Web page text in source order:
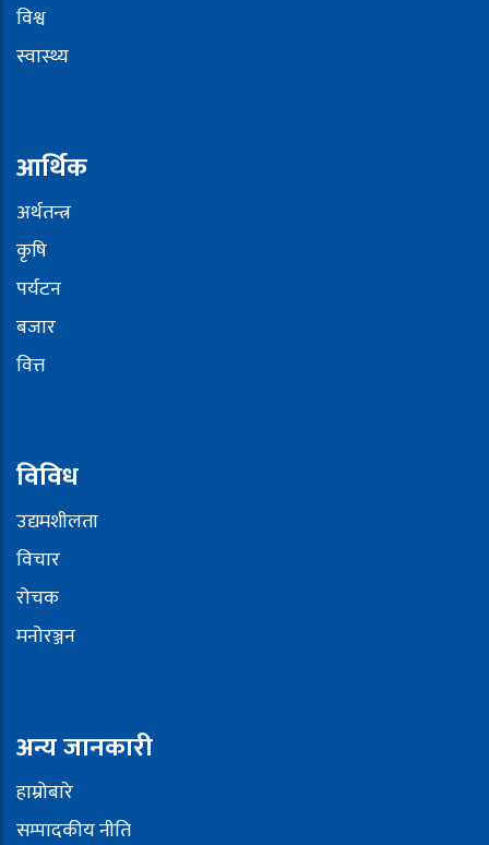
विश्व
स्वास्थ्य
आर्थिक
अर्थतन्त्र
कृषि
पर्यटन
बजार
वित्त
विविध
उद्यमशीलता
विचार
रोचक
मनोरञ्जन
अन्य जानकारी
हाम्रोबारे
सम्पादकीय नीति